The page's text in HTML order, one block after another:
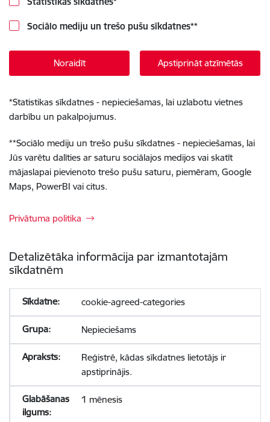
Sociālo mediju un trešo pušu sīkdatnes**
Noraidīt Apstiprināt atzīmētās
*Statistikas sīkdatnes - nepieciešamas, lai uzlabotu vietnes
darbību un pakalpojumus.
**Sociālo mediju un trešo pušu sīkdatnes - nepieciešamas, lai
Jūs varētu dalīties ar saturu sociālajos medijos vai skatīt
mājaslapai pievienoto trešo pušu saturu, piemēram, Google
Maps, PowerBI vai citus.
Privātuma politika
Detalizētāka informācija par izmantotajām
sīkdatnēm
cookie-agreed-categories
Nepieciešams
Reģistrē, kādas sīkdatnes lietotājs ir
apstiprinājis.
1 mēnesis